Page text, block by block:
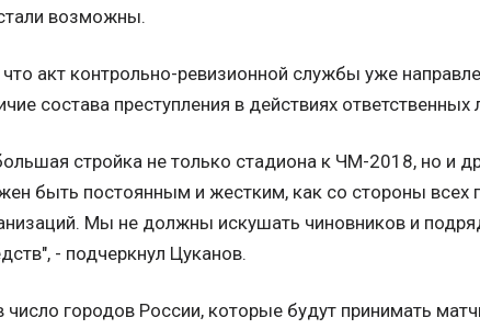
возможны.
акт контрольно-ревизионной службы уже
состава преступления в действиях ответственных
стройка не только стадиона к ЧМ-2018, но и
быть постоянным и жестким, как со стороны всех
Мы не должны искушать чиновников и
- подчеркнул Цуканов.
число городов России, которые будут принимать